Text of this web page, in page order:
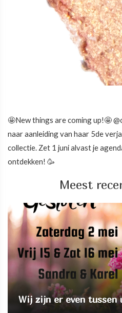
🤩New things are coming up!🤩
naar aanleiding van haar 5de
collectie. Zet 1 juni alvast je
ontdekken! 🥳
Meest
Wij zijn er even tussen